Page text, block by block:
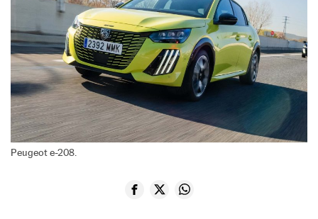
Peugeot e-208.